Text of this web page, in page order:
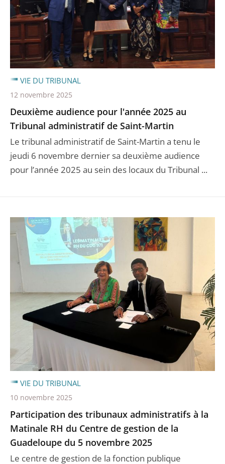
Deuxième audience pour l'année 2025 au
Tribunal administratif de Saint-Martin
Le tribunal administratif de Saint-Martin a tenu le
jeudi 6 novembre dernier sa deuxième audience
pour l’année 2025 au sein des locaux du Tribunal ...
VIE DU TRIBUNAL
12 novembre 2025
Participation des tribunaux administratifs à la
Matinale RH du Centre de gestion de la
Guadeloupe du 5 novembre 2025
Le centre de gestion de la fonction publique
VIE DU TRIBUNAL
10 novembre 2025